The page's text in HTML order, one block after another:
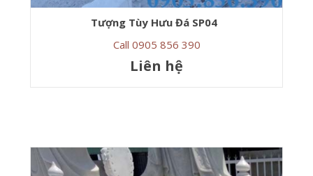
Tượng Tùy Hưu Đá SP04
Call 0905 856 390
Liên hệ